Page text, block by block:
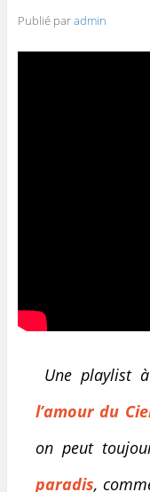
Publié paradmin
Une playlist
l’amour du
on peut
paradis,